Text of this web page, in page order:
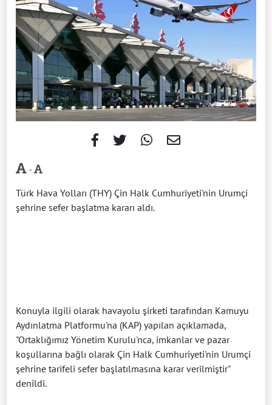
-
Türk Hava Yolları (THY) Çin Halk Cumhuriyeti'nin Urumçi
şehrine sefer başlatma kararı aldı.
Konuyla ilgili olarak havayolu şirketi tarafından Kamuyu
Aydınlatma Platformu'na (KAP) yapılan açıklamada,
"Ortaklığımız Yönetim Kurulu'nca, imkanlar ve pazar
koşullarına bağlı olarak Çin Halk Cumhuriyeti'nin Urumçi
şehrine tarifeli sefer başlatılmasına karar verilmiştir"
denildi.